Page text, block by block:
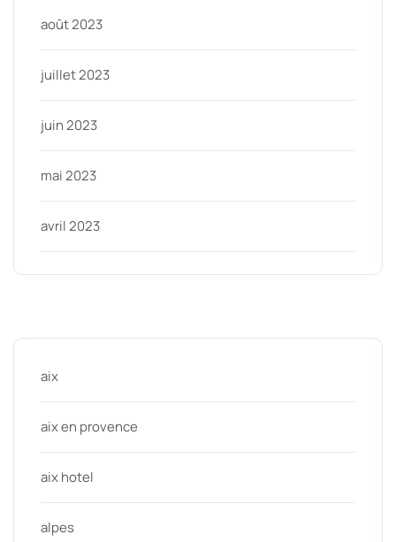
août 2023
juillet 2023
juin 2023
mai 2023
avril 2023
aix
aix en provence
aix hotel
alpes